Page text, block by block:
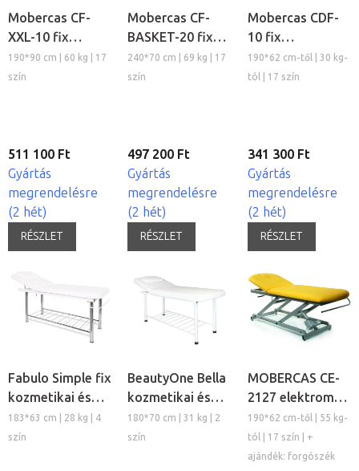
Mobercas CF-
XXL-10 fix
vizsgálóágy
190*90 cm | 60 kg | 17
szín
511 100 Ft
Gyártás
megrendelésre
(2 hét)
RÉSZLET
Mobercas CF-
BASKET-20 fix
vizsgálóágy
240*70 cm | 69 kg | 17
szín
497 200 Ft
Gyártás
megrendelésre
(2 hét)
RÉSZLET
Mobercas CDF-
10 fix
vizsgálóágy
190*62 cm-től | 30 kg-
tól | 17 szín
341 300 Ft
Gyártás
megrendelésre
(2 hét)
RÉSZLET
Fabulo Simple fix
kozmetikai és
masszázs
kezelõágy
183*63 cm | 28 kg | 4
szín
BeautyOne Bella
kozmetikai és
masszázs
kezelőágy
180*70 cm | 31 kg | 2
szín
MOBERCAS CE-
2127 elektromos
kezelőágy
190*62 cm-től | 55 kg-
tól | 17 szín | +
ajándék: forgószék